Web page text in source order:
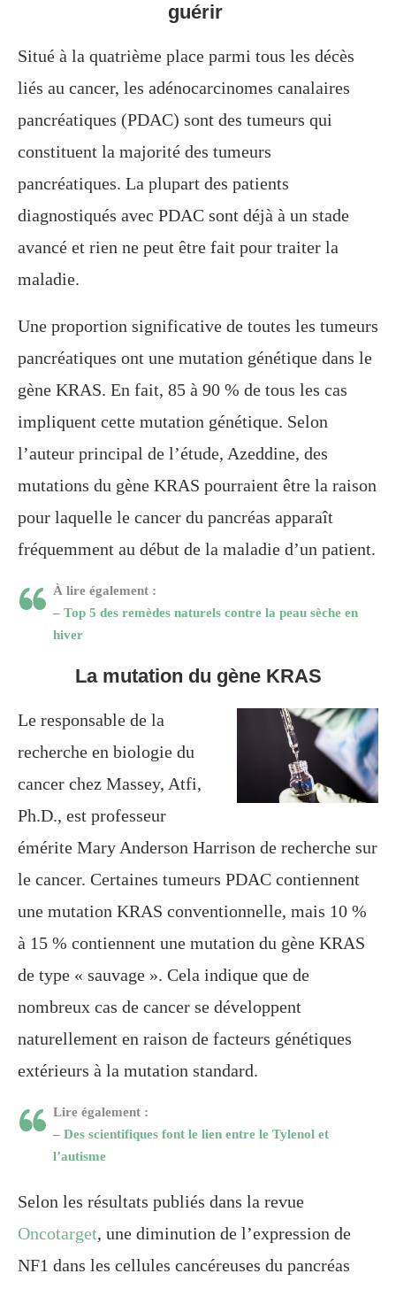
guérir
Situé à la quatrième place parmi tous les décès
liés au cancer, les adénocarcinomes canalaires
pancréatiques (PDAC) sont des tumeurs qui
constituent la majorité des tumeurs
pancréatiques. La plupart des patients
diagnostiqués avec PDAC sont déjà à un stade
avancé et rien ne peut être fait pour traiter la
maladie.
Une proportion significative de toutes les tumeurs
pancréatiques ont une mutation génétique dans le
gène KRAS. En fait, 85 à 90 % de tous les cas
impliquent cette mutation génétique. Selon
l’auteur principal de l’étude, Azeddine, des
mutations du gène KRAS pourraient être la raison
pour laquelle le cancer du pancréas apparaît
fréquemment au début de la maladie d’un patient.
À lire également :
– Top 5 des remèdes naturels contre la peau sèche en
hiver
La mutation du gène KRAS
Le responsable de la
recherche en biologie du
cancer chez Massey, Atfi,
Ph.D., est professeur
émérite Mary Anderson Harrison de recherche sur
le cancer. Certaines tumeurs PDAC contiennent
une mutation KRAS conventionnelle, mais 10 %
à 15 % contiennent une mutation du gène KRAS
de type « sauvage ». Cela indique que de
nombreux cas de cancer se développent
naturellement en raison de facteurs génétiques
extérieurs à la mutation standard.
Lire également :
– Des scientifiques font le lien entre le Tylenol et
l’autisme
Selon les résultats publiés dans la revue
Oncotarget, une diminution de l’expression de
NF1 dans les cellules cancéreuses du pancréas